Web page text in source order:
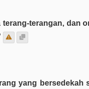
terangan, dan